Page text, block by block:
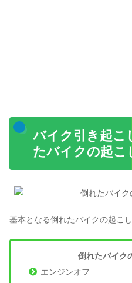
バイク引き起こ
たバイクの起こ
基本となる倒れたバイクの起こ
倒れたバイク
エンジンオフ